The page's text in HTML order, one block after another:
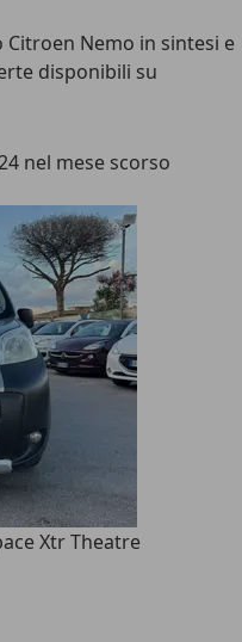
Citroen Nemo in sintesi e
disponibili su
nel mese scorso
Xtr Theatre